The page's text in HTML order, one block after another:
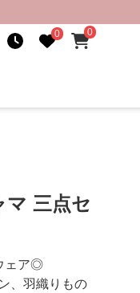
0 0
三点セ
ェア◎
、羽織りもの